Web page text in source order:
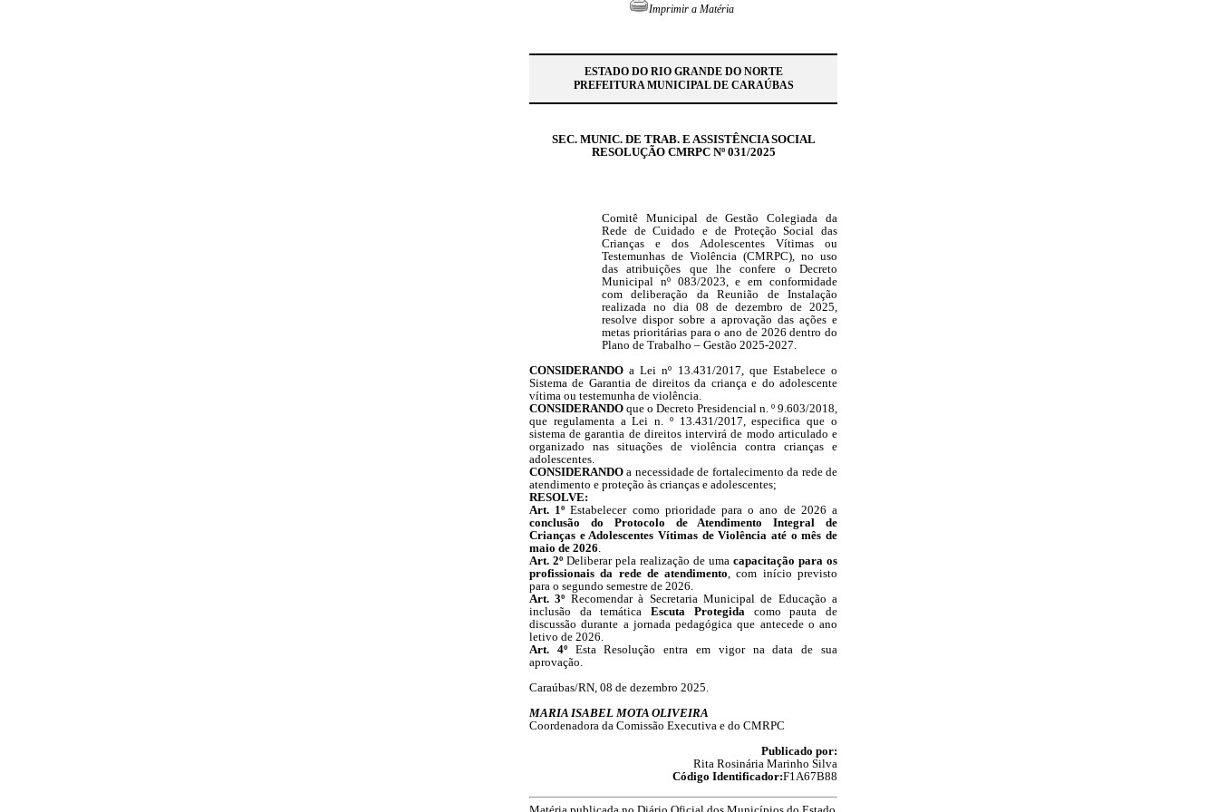
Imprimir a Matéria
ESTADO DO RIO GRANDE DO NORTE
PREFEITURA MUNICIPAL DE CARAÚBAS
SEC. MUNIC. DE TRAB. E ASSISTÊNCIA SOCIAL
RESOLUÇÃO CMRPC Nº 031/2025
Comitê Municipal de Gestão Colegiada da
Rede de Cuidado e de Proteção Social das
Crianças e dos Adolescentes Vítimas ou
Testemunhas de Violência (CMRPC), no uso
das atribuições que lhe confere o Decreto
Municipal nº 083/2023, e em conformidade
com deliberação da Reunião de Instalação
realizada no dia 08 de dezembro de 2025,
resolve dispor sobre a aprovação das ações e
metas prioritárias para o ano de 2026 dentro do
Plano de Trabalho – Gestão 2025-2027.
CONSIDERANDO a Lei nº 13.431/2017, que Estabelece o
Sistema de Garantia de direitos da criança e do adolescente
vítima ou testemunha de violência.
CONSIDERANDO que o Decreto Presidencial n. º 9.603/2018,
que regulamenta a Lei n. º 13.431/2017, especifica que o
sistema de garantia de direitos intervirá de modo articulado e
organizado nas situações de violência contra crianças e
adolescentes.
CONSIDERANDO a necessidade de fortalecimento da rede de
atendimento e proteção às crianças e adolescentes;
RESOLVE:
Art. 1º Estabelecer como prioridade para o ano de 2026 a
conclusão do Protocolo de Atendimento Integral de
Crianças e Adolescentes Vítimas de Violência até o mês de
maio de 2026
Art. 2º Deliberar pela realização de uma capacitação para os
profissionais da rede de atendimento , com início previsto
para o segundo semestre de 2026.
Art. 3º Recomendar à Secretaria Municipal de Educação a
inclusão da temáticaEscuta Protegida como pauta de
discussão durante a jornada pedagógica que antecede o ano
letivo de 2026.
Art. 4ºEsta Resolução entra em vigor na data de sua
aprovação.
Caraúbas/RN, 08 de dezembro 2025.
MARIA ISABEL MOTA OLIVEIRA
Coordenadora da Comissão Executiva e do CMRPC
Publicado por:
Rita Rosinária Marinho Silva
Código Identificador:F1A67B88